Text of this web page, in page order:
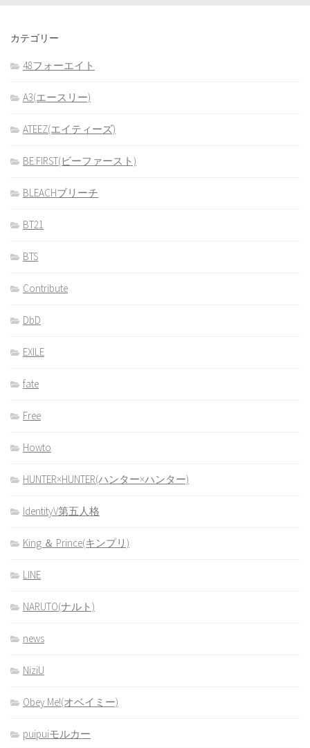
カテゴリー
48フォーエイト
A3(エースリー)
ATEEZ(エイティーズ)
BE:FIRST(ビーファースト)
BLEACHブリーチ
BT21
BTS
Contribute
DbD
EXILE
fate
Free
Howto
HUNTER×HUNTER(ハンター×ハンター)
IdentityV第五人格
King ＆ Prince(キンプリ)
LINE
NARUTO(ナルト)
news
NiziU
Obey Me!(オベイミー)
puipuiモルカー